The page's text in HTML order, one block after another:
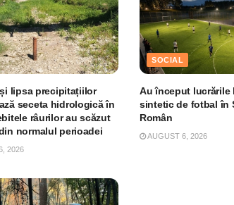
lipsa precipitațiilor
seceta hidrologică în
râurilor au scăzut
normalul perioadei
2026
SOCIAL
Au început lucrările
sintetic de fotbal în
Român
AUGUST 6, 2026